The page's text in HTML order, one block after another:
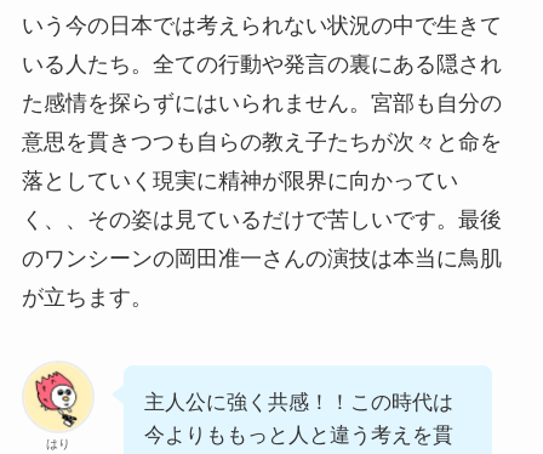
いう今の日本では考えられない状況の中で生きて
いる人たち。全ての行動や発言の裏にある隠され
た感情を探らずにはいられません。宮部も自分の
意思を貫きつつも自らの教え子たちが次々と命を
落としていく現実に精神が限界に向かってい
く、、その姿は見ているだけで苦しいです。最後
のワンシーンの岡田准一さんの演技は本当に鳥肌
が立ちます。
はり
主人公に強く共感！！この時代は
今よりももっと人と違う考えを貫